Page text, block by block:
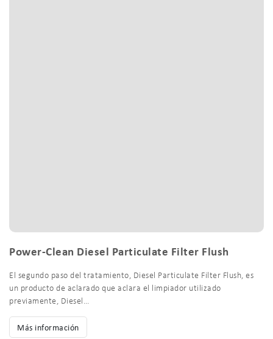
Power-Clean Diesel Particulate Filter Flush
El segundo paso del tratamiento, Diesel Particulate Filter Flush, es
un producto de aclarado que aclara el limpiador utilizado
previamente, Diesel…
Más información